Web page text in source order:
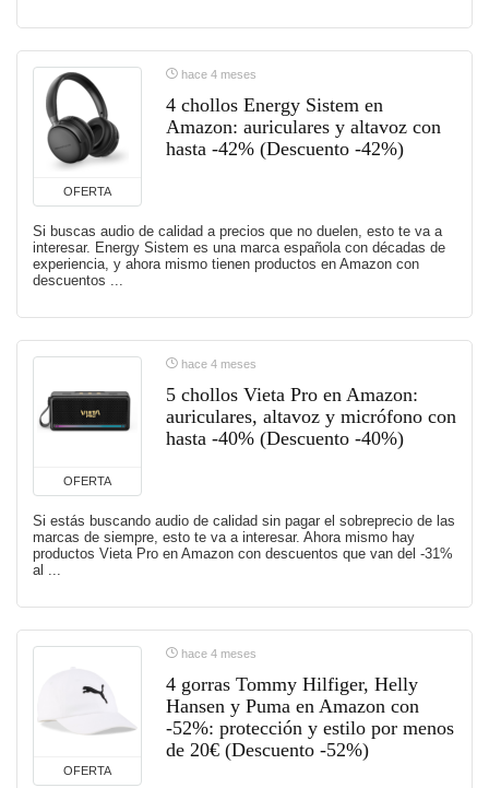
OFERTA
hace 4 meses
4 chollos Energy Sistem en
Amazon: auriculares y altavoz con
hasta -42% (Descuento -42%)
Si buscas audio de calidad a precios que no duelen, esto te va a
interesar. Energy Sistem es una marca española con décadas de
experiencia, y ahora mismo tienen productos en Amazon con
descuentos ...
OFERTA
hace 4 meses
5 chollos Vieta Pro en Amazon:
auriculares, altavoz y micrófono con
hasta -40% (Descuento -40%)
Si estás buscando audio de calidad sin pagar el sobreprecio de las
marcas de siempre, esto te va a interesar. Ahora mismo hay
productos Vieta Pro en Amazon con descuentos que van del -31%
al ...
OFERTA
hace 4 meses
4 gorras Tommy Hilfiger, Helly
Hansen y Puma en Amazon con
-52%: protección y estilo por menos
de 20€ (Descuento -52%)